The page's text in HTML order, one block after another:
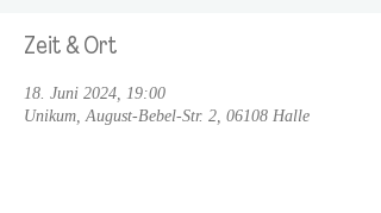
Zeit & Ort
18. Juni 2024, 19:00
Unikum, August-Bebel-Str. 2, 06108 Halle